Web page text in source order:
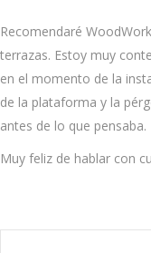
Recomendaré
terrazas. Estoy muy
en el momento de la
de la plataforma y la
antes de lo que pensaba.
Muy feliz de hablar con